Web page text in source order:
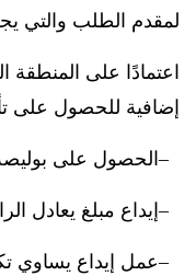
لمقدم الطلب والتي
اعتمادًا على المنطقة
إضافية للحصول على
الحصول على
إيداع مبلغ يعادل
عمل إيداع يساوي